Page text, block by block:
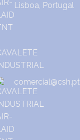
Lisboa, Portugal
comercial@csh.pt